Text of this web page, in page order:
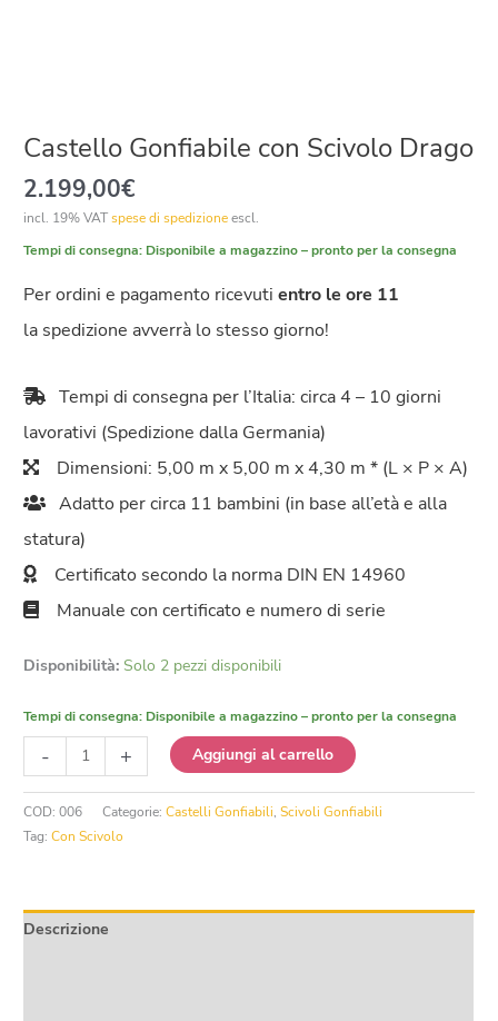
Castello Gonfiabile con Scivolo Drago
2.199,00€
incl. 19% VATspese di spedizioneescl.
Tempi di consegna: Disponibile a magazzino – pronto per la consegna
Per ordini e pagamento ricevutientro le ore 11
la spedizione avverrà lo stesso giorno!
Tempi di consegna per l’Italia: circa 4 – 10 giorni
lavorativi (Spedizione dalla Germania)
Dimensioni: 5,00 m x 5,00 m x 4,30 m * (L × P × A)
Adatto per circa 11 bambini (in base all’età e alla
statura)
Certificato secondo la norma DIN EN 14960
Manuale con certificato e numero di serie
Disponibilità: Solo 2 pezzi disponibili
Tempi di consegna: Disponibile a magazzino – pronto per la consegna
-
Gonfiabile
con
Scivolo
Drago
+ Aggiungi al carrello
COD:006 Categorie:Castelli Gonfiabili,Scivoli Gonfiabili
Tag:Con Scivolo
Descrizione